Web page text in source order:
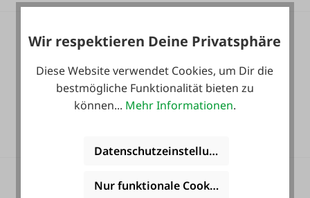
36 Monate
Wir respektieren Deine Privatsphäre
Diese Website verwendet Cookies, um Dir die
bestmögliche Funktionalität bieten zu
können... Mehr Informationen.
Datenschutzeinstellungen
Nur funktionale Cookies akzeptieren